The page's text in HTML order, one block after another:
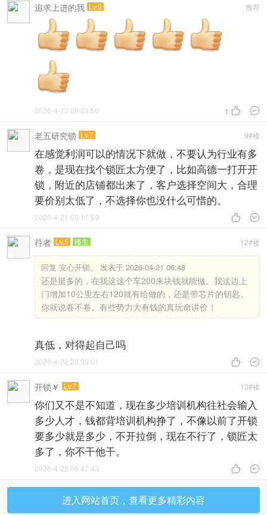
推荐
追求上进的我 Lv.9
1  
2026-4-13 09:23:59
9#楼
老五研究锁 Lv.7
在感觉利润可以的情况下就做，不要认为行业有多
卷，是现在找个锁匠太方便了，比如高德一打开开
锁，附近的店铺都出来了，客户选择空间大，合理
要价别太低了，不选择你也没什么可惜的。
 
2026-4-21 05:17:59
12#楼
荇者 Lv.5 楼主
回复 安心开锁。 发表于 2026-04-21 06:48
还是挺多的，在我这这个车200来块钱就能做。我这边上
门增加10公里左右120就有给做的，还是带芯片的钥匙。
你就说卷不卷。有些势力大有钱的真玩命讲价！
真低，对得起自己吗
 
2026-4-22 20:33:01
13#楼
开锁￥ Lv.7
你们又不是不知道，现在多少培训机构往社会输入
多少人才，钱都背培训机构挣了，不像以前了开锁
要多少就是多少，不开拉倒，现在不行了，锁匠太
多了，你不干他干。
 
2026-4-25 06:47:43
进入网站首页，查看更多精彩内容